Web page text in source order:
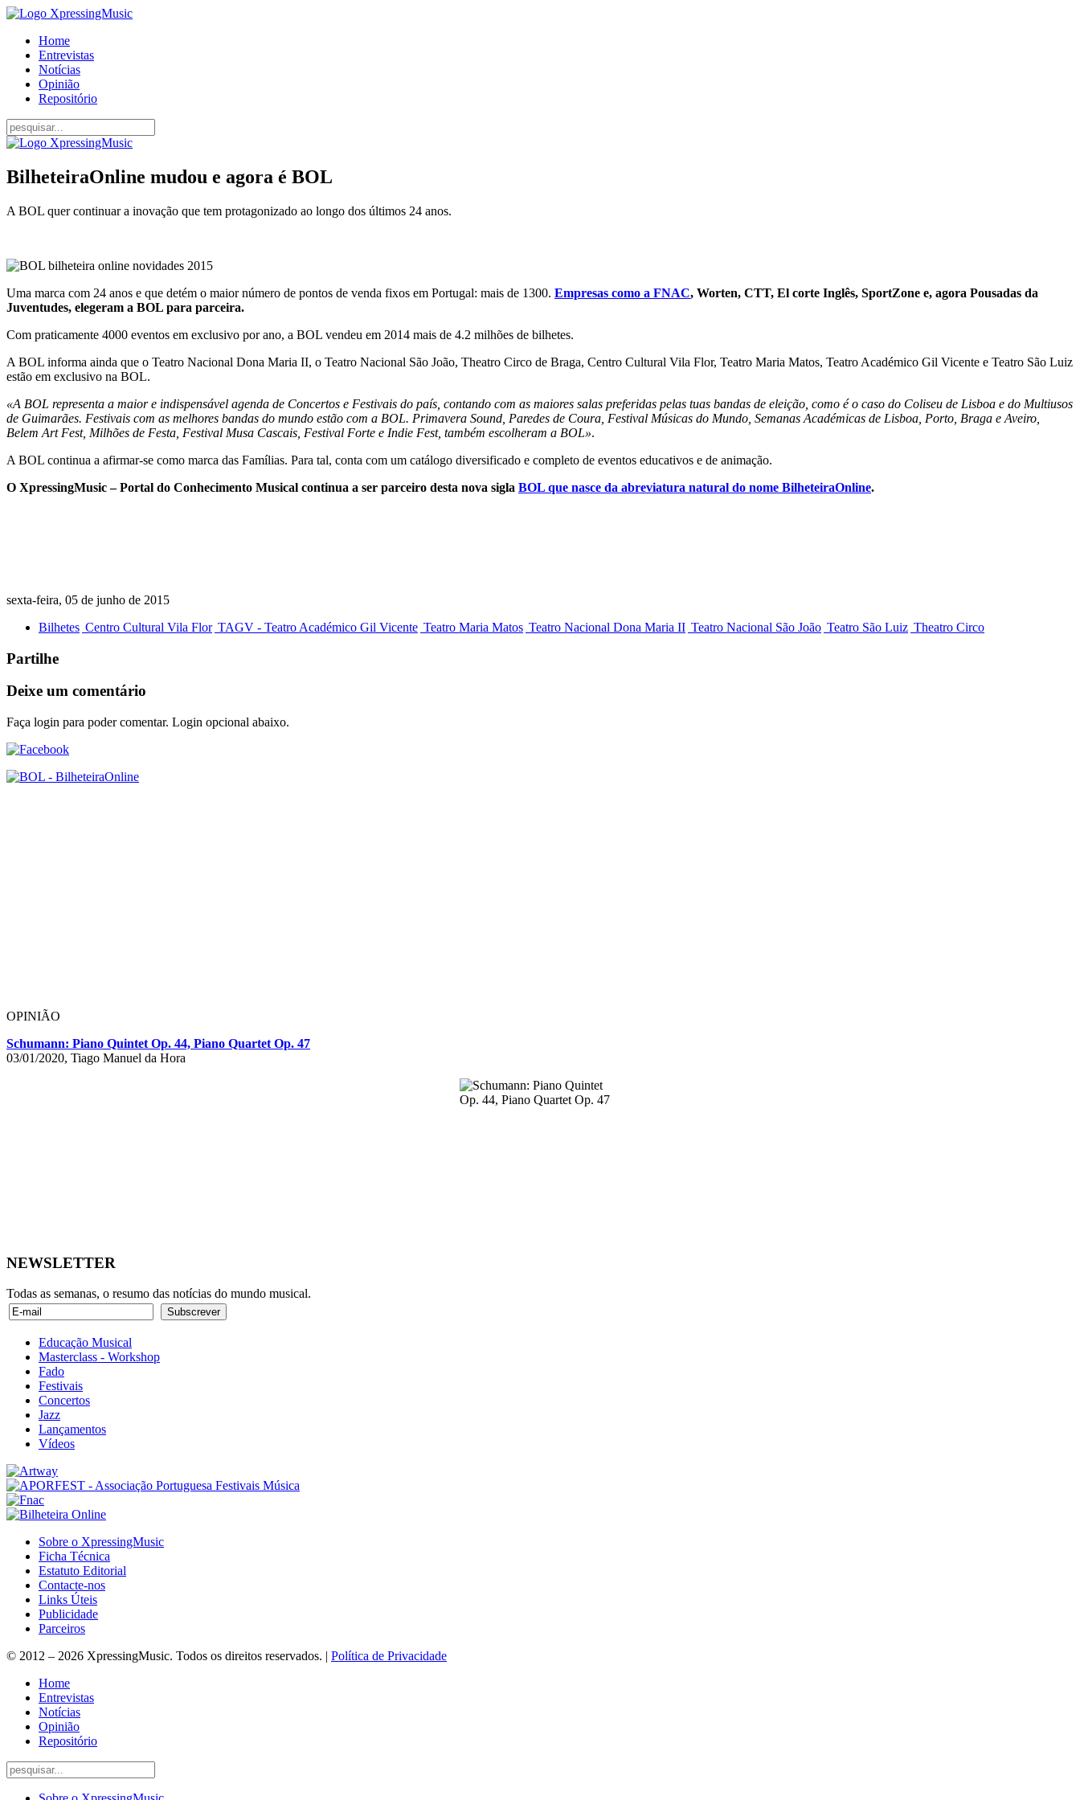
Home
Entrevistas
Notícias
Opinião
Repositório
BilheteiraOnline mudou e agora é BOL
A BOL quer continuar a inovação que tem protagonizado ao longo dos últimos 24 anos.
Uma marca com 24 anos e que detém o maior número de pontos de venda fixos em Portugal: mais de 1300. Empresas como a FNAC, Worten, CTT, El corte Inglês, SportZone e, agora Pousadas da
Juventudes, elegeram a BOL para parceira.
Com praticamente 4000 eventos em exclusivo por ano, a BOL vendeu em 2014 mais de 4.2 milhões de bilhetes.
A BOL informa ainda que o Teatro Nacional Dona Maria II, o Teatro Nacional São João, Theatro Circo de Braga, Centro Cultural Vila Flor, Teatro Maria Matos, Teatro Académico Gil Vicente e Teatro São Luiz
estão em exclusivo na BOL.
«A BOL representa a maior e indispensável agenda de Concertos e Festivais do país, contando com as maiores salas preferidas pelas tuas bandas de eleição, como é o caso do Coliseu de Lisboa e do Multiusos
de Guimarães. Festivais com as melhores bandas do mundo estão com a BOL. Primavera Sound, Paredes de Coura, Festival Músicas do Mundo, Semanas Académicas de Lisboa, Porto, Braga e Aveiro,
Belem Art Fest, Milhões de Festa, Festival Musa Cascais, Festival Forte e Indie Fest, também escolheram a BOL».
A BOL continua a afirmar-se como marca das Famílias. Para tal, conta com um catálogo diversificado e completo de eventos educativos e de animação.
O XpressingMusic – Portal do Conhecimento Musical continua a ser parceiro desta nova sigla BOL que nasce da abreviatura natural do nome BilheteiraOnline.
sexta-feira, 05 de junho de 2015
Bilhetes Centro Cultural Vila Flor TAGV - Teatro Académico Gil Vicente Teatro Maria Matos Teatro Nacional Dona Maria II Teatro Nacional São João Teatro São Luiz Theatro Circo
Partilhe
Deixe um comentário
Faça login para poder comentar. Login opcional abaixo.
OPINIÃO
Schumann: Piano Quintet Op. 44, Piano Quartet Op. 47
03/01/2020, Tiago Manuel da Hora
NEWSLETTER
Todas as semanas, o resumo das notícias do mundo musical.
Educação Musical
Masterclass - Workshop
Fado
Festivais
Concertos
Jazz
Lançamentos
Vídeos
Sobre o XpressingMusic
Ficha Técnica
Estatuto Editorial
Contacte-nos
Links Úteis
Publicidade
Parceiros
© 2012 – 2026 XpressingMusic. Todos os direitos reservados. | Política de Privacidade
Home
Entrevistas
Notícias
Opinião
Repositório